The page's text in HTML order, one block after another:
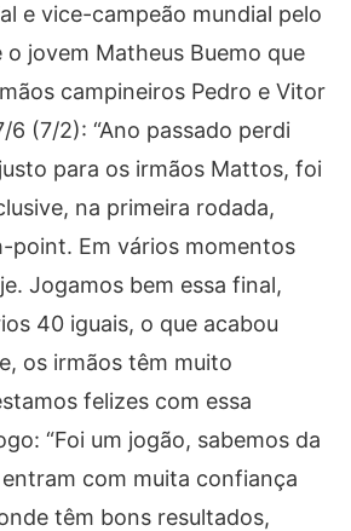
e vice-campeão mundial pelo
o jovem Matheus Buemo que
campineiros Pedro e Vitor
(7/2): “Ano passado perdi
para os irmãos Mattos, foi
na primeira rodada,
point. Em vários momentos
Jogamos bem essa final,
40 iguais, o que acabou
os irmãos têm muito
felizes com essa
“Foi um jogão, sabemos da
com muita confiança
têm bons resultados,